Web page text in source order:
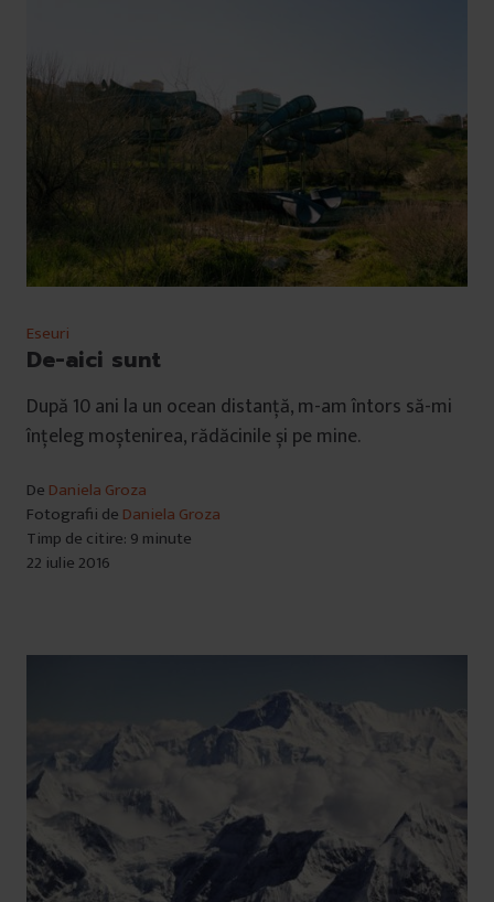
Eseuri
De-aici sunt
După 10 ani la un ocean distanță, m-am întors să-mi
înțeleg moștenirea, rădăcinile și pe mine.
De Daniela Groza
Fotografii de Daniela Groza
Timp de citire: 9 minute
22 iulie 2016